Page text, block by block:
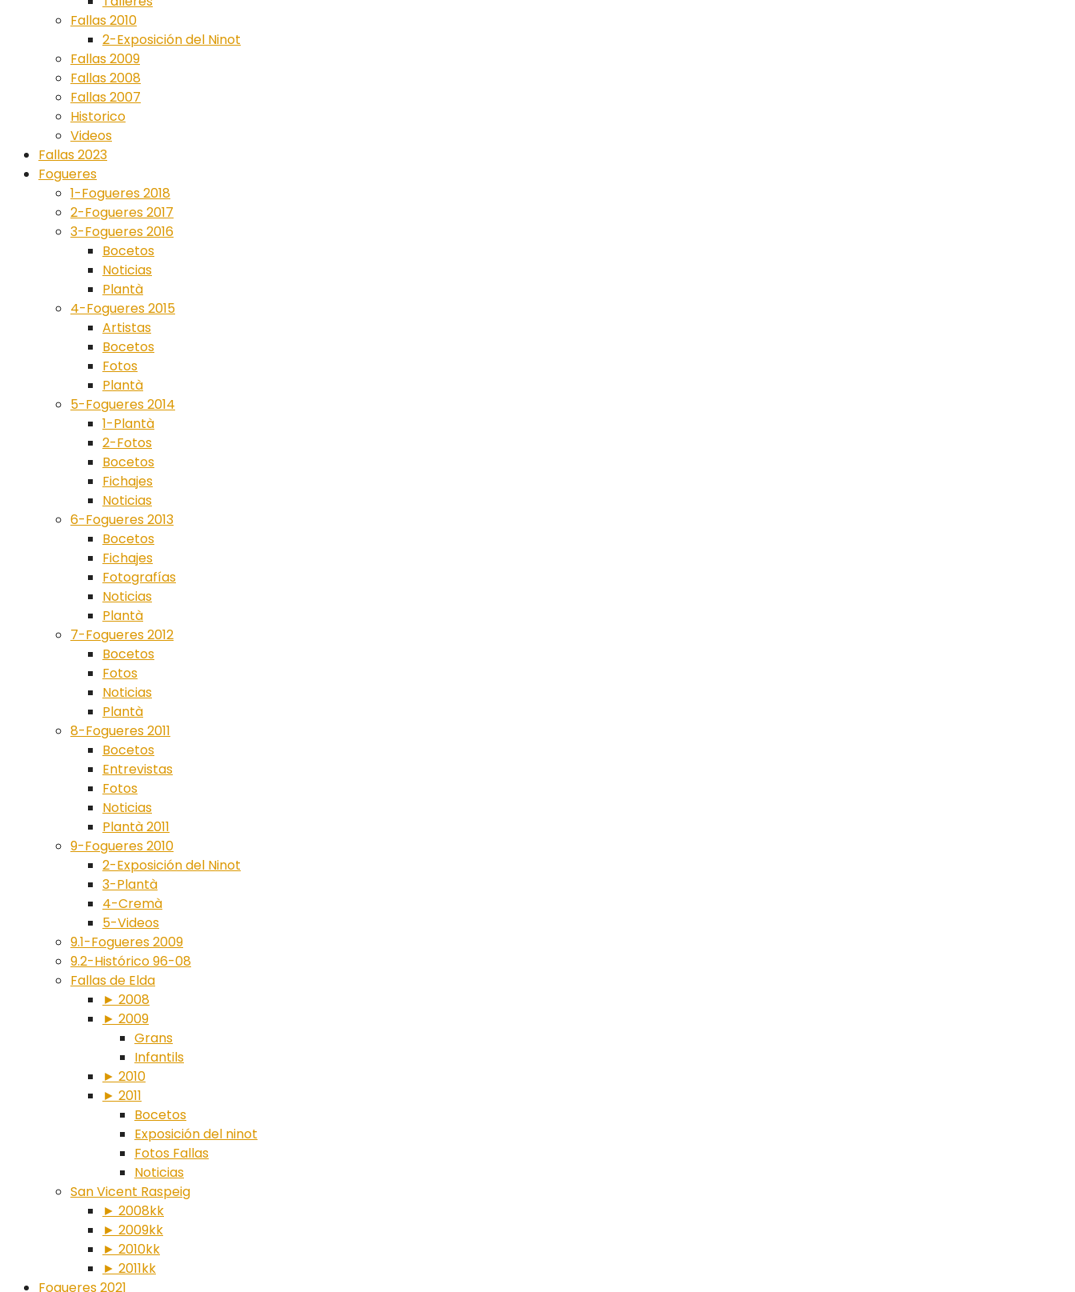
Fallas 2010
2-Exposición del Ninot
Fallas 2009
Fallas 2008
Fallas 2007
Historico
Videos
Fallas 2023
Fogueres
1-Fogueres 2018
2-Fogueres 2017
3-Fogueres 2016
Bocetos
Noticias
Plantà
4-Fogueres 2015
Artistas
Bocetos
Fotos
Plantà
5-Fogueres 2014
1-Plantà
2-Fotos
Bocetos
Fichajes
Noticias
6-Fogueres 2013
Bocetos
Fichajes
Fotografías
Noticias
Plantà
7-Fogueres 2012
Bocetos
Fotos
Noticias
Plantà
8-Fogueres 2011
Bocetos
Entrevistas
Fotos
Noticias
Plantà 2011
9-Fogueres 2010
2-Exposición del Ninot
3-Plantà
4-Cremà
5-Videos
9.1-Fogueres 2009
9.2-Histórico 96-08
Fallas de Elda
► 2008
► 2009
Grans
Infantils
► 2010
► 2011
Bocetos
Exposición del ninot
Fotos Fallas
Noticias
San Vicent Raspeig
► 2008kk
► 2009kk
► 2010kk
► 2011kk
Fogueres 2021